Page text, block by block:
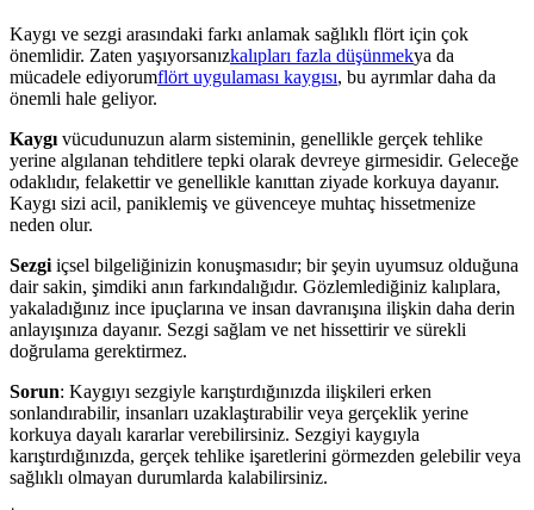
Kaygı ve sezgi arasındaki farkı anlamak sağlıklı flört için çok
önemlidir. Zaten yaşıyorsanızkalıpları fazla düşünmekya da
mücadele ediyorumflört uygulaması kaygısı, bu ayrımlar daha da
önemli hale geliyor.
Kaygı vücudunuzun alarm sisteminin, genellikle gerçek tehlike
yerine algılanan tehditlere tepki olarak devreye girmesidir. Geleceğe
odaklıdır, felakettir ve genellikle kanıttan ziyade korkuya dayanır.
Kaygı sizi acil, paniklemiş ve güvenceye muhtaç hissetmenize
neden olur.
Sezgi içsel bilgeliğinizin konuşmasıdır; bir şeyin uyumsuz olduğuna
dair sakin, şimdiki anın farkındalığıdır. Gözlemlediğiniz kalıplara,
yakaladığınız ince ipuçlarına ve insan davranışına ilişkin daha derin
anlayışınıza dayanır. Sezgi sağlam ve net hissettirir ve sürekli
doğrulama gerektirmez.
Sorun: Kaygıyı sezgiyle karıştırdığınızda ilişkileri erken
sonlandırabilir, insanları uzaklaştırabilir veya gerçeklik yerine
korkuya dayalı kararlar verebilirsiniz. Sezgiyi kaygıyla
karıştırdığınızda, gerçek tehlike işaretlerini görmezden gelebilir veya
sağlıklı olmayan durumlarda kalabilirsiniz.